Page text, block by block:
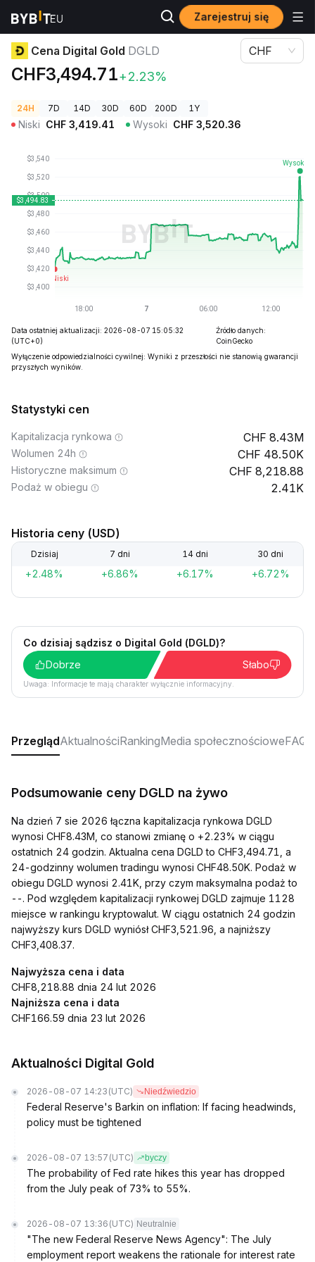
Zarejestruj się
Ceny kryptowalut Cena Digital Gold DGLD
Cena Digital Gold DGLD
CHF3,494.71+2.23%
CHF
24H 7D 14D 30D 60D 200D 1Y
Niski CHF 3,419.41 Wysoki CHF 3,520.36
Data ostatniej aktualizacji: 2026-08-07 15:05:32
(UTC+0)
Źródło danych:
CoinGecko
Wyłączenie odpowiedzialności cywilnej: Wyniki z przeszłości nie stanowią gwarancji
przyszłych wyników.
Statystyki cen
Kapitalizacja rynkowa 8.43M
Wolumen 24h 48.50K
Historyczne maksimum 8,218.88
Podaż w obiegu 2.41K
Historia ceny (USD)
Dzisiaj 7 dni 14 dni 30 dni
+2.48% +6.86% +6.17% +6.72%
Co dzisiaj sądzisz o Digital Gold (DGLD)?
Dobrze
Słabo
Uwaga: Informacje te mają charakter wyłącznie informacyjny.
PrzeglądAktualnościRankingMedia społecznościoweFAQ
Podsumowanie ceny DGLD na żywo
Na dzień 7 sie 2026 łączna kapitalizacja rynkowa DGLD
wynosi CHF8.43M, co stanowi zmianę o +2.23% w ciągu
ostatnich 24 godzin. Aktualna cena DGLD to CHF3,494.71, a
24-godzinny wolumen tradingu wynosi CHF48.50K. Podaż w
obiegu DGLD wynosi 2.41K, przy czym maksymalna podaż to
--. Pod względem kapitalizacji rynkowej DGLD zajmuje 1128
miejsce w rankingu kryptowalut. W ciągu ostatnich 24 godzin
najwyższy kurs DGLD wyniósł CHF3,521.96, a najniższy
CHF3,408.37.
Najwyższa cena i data
CHF8,218.88 dnia 24 lut 2026
Najniższa cena i data
CHF166.59 dnia 23 lut 2026
Aktualności Digital Gold
2026-08-07 14:23 (UTC) Niedźwiedzio
Federal Reserve's Barkin on inflation: If facing headwinds,
policy must be tightened
2026-08-07 13:57 (UTC) byczy
The probability of Fed rate hikes this year has dropped
from the July peak of 73% to 55%.
2026-08-07 13:36 (UTC) Neutralnie
"The new Federal Reserve News Agency": The July
employment report weakens the rationale for interest rate